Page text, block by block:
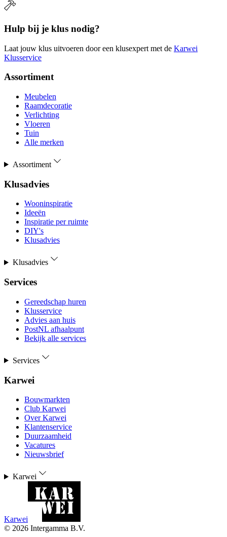
Hulp bij je klus nodig?
Laat jouw klus uitvoeren door een klusexpert met de Karwei
Klusservice
Assortiment
Meubelen
Raamdecoratie
Verlichting
Vloeren
Tuin
Alle merken
Assortiment
Klusadvies
Wooninspiratie
Ideeën
Inspiratie per ruimte
DIY's
Klusadvies
Klusadvies
Services
Gereedschap huren
Klusservice
Advies aan huis
PostNL afhaalpunt
Bekijk alle services
Services
Karwei
Bouwmarkten
Club Karwei
Over Karwei
Klantenservice
Duurzaamheid
Vacatures
Nieuwsbrief
Karwei
Karwei
© 2026 Intergamma B.V.